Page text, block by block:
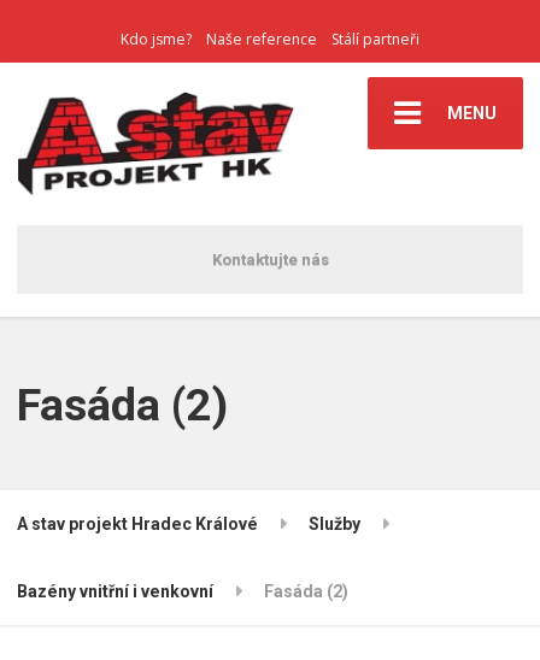
Kdo jsme? Naše reference Stálí partneři
MENU
Kontaktujte nás
Fasáda (2)
A stav projekt Hradec Králové Služby
Bazény vnitřní i venkovní Fasáda (2)